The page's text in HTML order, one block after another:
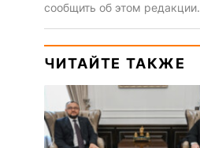
сообщить об этом редакции.
ЧИТАЙТЕ ТАКЖЕ